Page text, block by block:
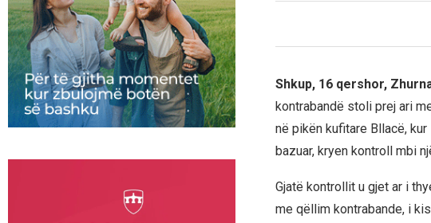
Shkup, 16 qershor,
kontrabandë stoli prej ari
në pikën kufitare Bllacë,
bazuar, kryen kontroll mbi
Gjatë kontrollit u gjet ar i
me qëllim kontrabande, i